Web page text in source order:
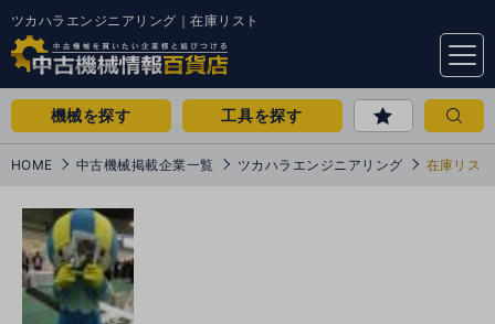
ツカハラエンジニアリング｜在庫リスト
menu
機械を探す 工具を探す
HOME 中古機械掲載企業一覧 ツカハラエンジニアリング 在庫リスト